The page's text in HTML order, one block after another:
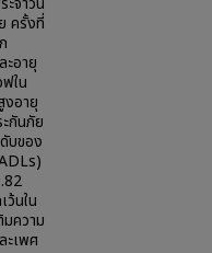
ครั้งที่
อายุ
ใน
งอายุ
กันภัย
บของ
นใน
ความ
ะเพศ